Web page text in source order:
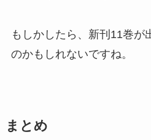
もしかしたら、新刊11巻が
のかもしれないですね。
まとめ